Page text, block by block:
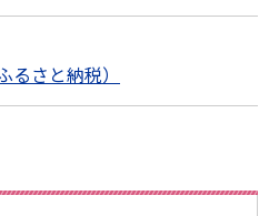
さと納税）